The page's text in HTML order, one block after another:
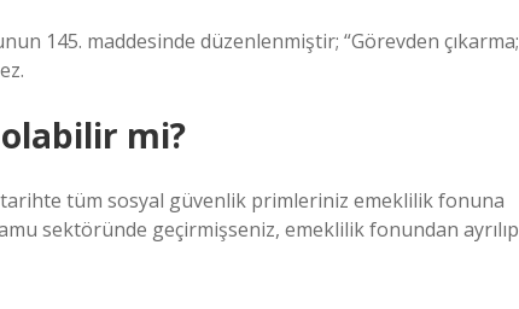
145. maddesinde düzenlenmiştir; “Görevden çıkarma;
mi?
tarihte tüm sosyal güvenlik primleriniz emeklilik fonuna
sektöründe geçirmişseniz, emeklilik fonundan ayrılıp